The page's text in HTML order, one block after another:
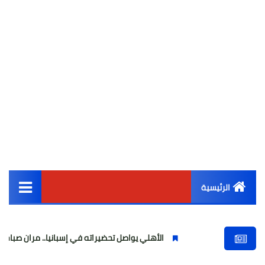
الرئيسية
أخبار مصر
الأهلي يواصل تحضيراته في إسبانيا.. مران صباحي قوي